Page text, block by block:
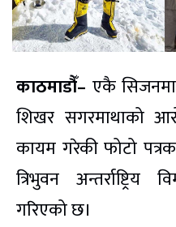
काठमाडौँ– एकै सिजनमा
शिखर सगरमाथाको
कायम गरेकी फोटो
त्रिभुवन
गरिएको छ।